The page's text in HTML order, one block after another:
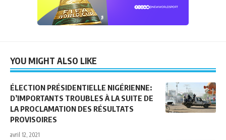
YOU MIGHT ALSO LIKE
ÉLECTION PRÉSIDENTIELLE NIGÉRIENNE:
D’IMPORTANTS TROUBLES À LA SUITE DE
LA PROCLAMATION DES RÉSULTATS
PROVISOIRES
avril 12, 2021